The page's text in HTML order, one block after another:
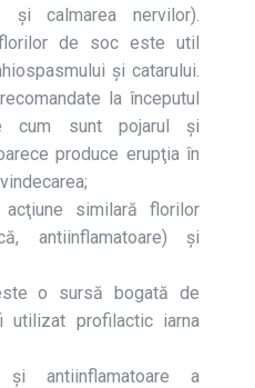
şi calmarea nervilor).
de soc este util
şi catarului.
la începutul
cum sunt pojarul şi
produce erupţia în
similară florilor
antiinflamatoare) şi
o sursă bogată de
utilizat profilactic iarna
şi antiinflamatoare a